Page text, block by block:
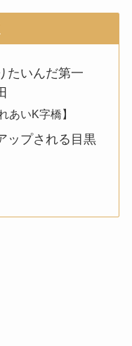
たいんだ第一
あいK字橋】
ップされる目黒